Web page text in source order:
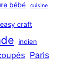
bébé cuisine
easy craft
indien
Paris